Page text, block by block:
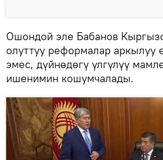
Ошондой эле Бабанов
олуттуу реформалар аркылуу
эмес, дүйнөдөгү үлгүлүү
ишенимин кошумчалады.